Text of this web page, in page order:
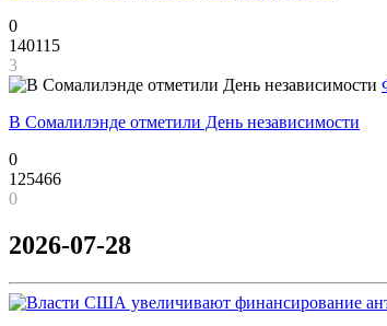
0
140115
3
В Сомалилэнде отметили День независимости
0
125466
0
2026-07-28